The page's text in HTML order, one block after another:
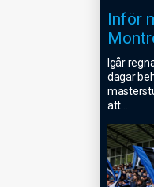
Inför
Igår
dagar
att...